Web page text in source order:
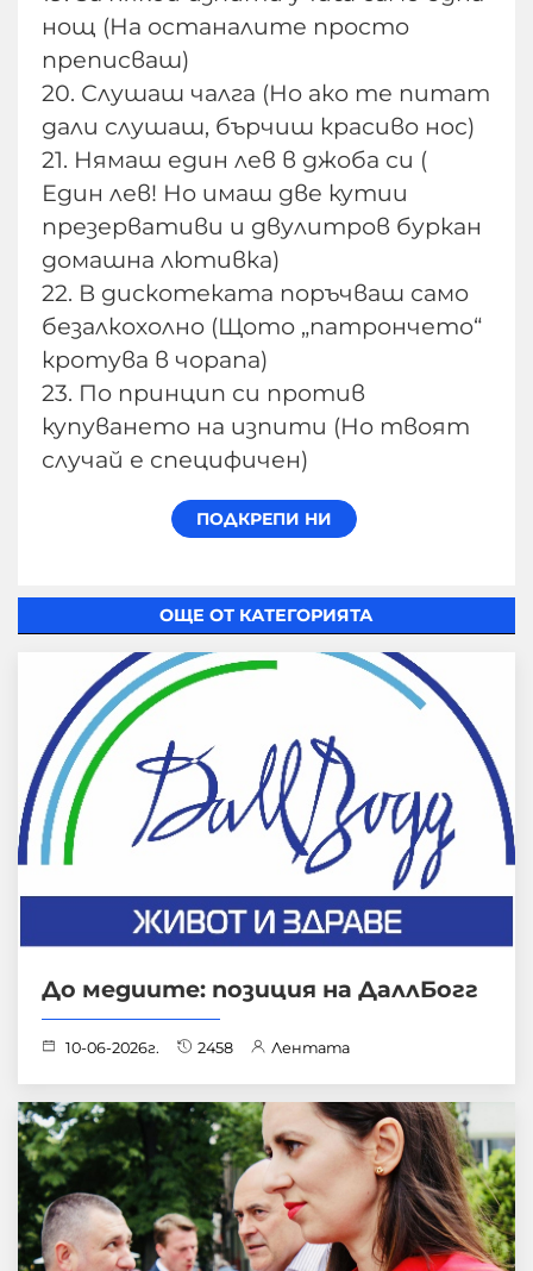
нощ (На останалите просто
преписваш)
20. Слушаш чалга (Но ако те питат
дали слушаш, бърчиш красиво нос)
21. Нямаш един лев в джоба си (
Един лев! Но имаш две кутии
презервативи и двулитров буркан
домашна лютивка)
22. В дискотеката поръчваш само
безалкохолно (Щото „патрончето“
кротува в чорапа)
23. По принцип си против
купуването на изпити (Но твоят
случай е специфичен)
ОЩЕ ОТ КАТЕГОРИЯТА
До медиите: позиция на ДаллБогг
10-06-2026г. 2458 Лентата